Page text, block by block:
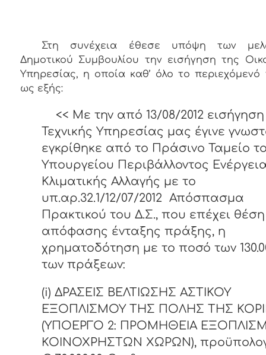
Στη συνέχεια
έθεσε υπόψη των
Δημοτικού Συμβουλίου την εισήγηση της
Υπηρεσίας, η οποία καθ’ όλο το περιεχόμενό
ως εξής:
<< Με την από 13/08/2012
Τεχνικής Υπηρεσίας μας έγινε
εγκρίθηκε από το Πράσινο Ταμείο
Υπουργείου Περιβάλλοντος
Κλιματικής Αλλαγής με το
υπ.αρ.32.1/12/07/2012 Απόσπασμα
Πρακτικού του Δ.Σ., που επέχει θέση
απόφασης ένταξης πράξης, η
χρηματοδότηση με το ποσό των
των πράξεων:
(i) ΔΡΑΣΕΙΣ ΒΕΛΤΙΩΣΗΣ ΑΣΤΙΚΟΥ
ΕΞΟΠΛΙΣΜΟΥ ΤΗΣ ΠΟΛΗΣ ΤΗΣ
(ΥΠΟΕΡΓΟ 2: ΠΡΟΜΗΘΕΙΑ
ΚΟΙΝΟΧΡΗΣΤΩΝ ΧΩΡΩΝ),